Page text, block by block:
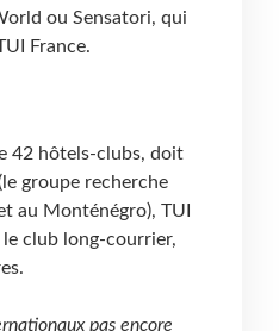
ou Sensatori, qui
France.
42 hôtels-clubs, doit
groupe recherche
au Monténégro), TUI
club long-courrier,
pas encore